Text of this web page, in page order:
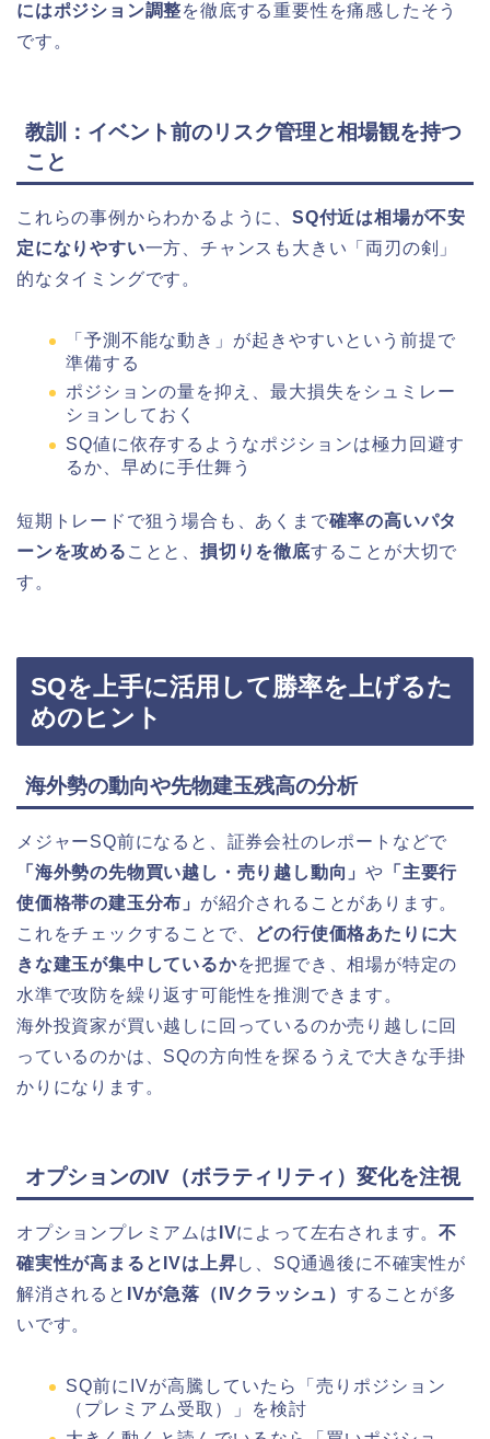
にはポジション調整を徹底する重要性を痛感したそう
です。
教訓：イベント前のリスク管理と相場観を持つ
こと
これらの事例からわかるように、 SQ付近は相場が不安
定になりやすい一方、チャンスも大きい「両刃の剣」
的なタイミングです。
「予測不能な動き」が起きやすいという前提で
準備する
ポジションの量を抑え、最大損失をシュミレー
ションしておく
SQ値に依存するようなポジションは極力回避す
るか、早めに手仕舞う
短期トレードで狙う場合も、あくまで確率の高いパタ
ーンを攻める ことと、損切りを徹底することが大切で
す。
SQを上手に活用して勝率を上げるた
めのヒント
海外勢の動向や先物建玉残高の分析
メジャーSQ前になると、証券会社のレポートなどで
「海外勢の先物買い越し・売り越し動向」や 「主要行
使価格帯の建玉分布」 が紹介されることがあります。
これをチェックすることで、 どの行使価格あたりに大
きな建玉が集中しているかを把握でき、相場が特定の
水準で攻防を繰り返す可能性を推測できます。
海外投資家が買い越しに回っているのか売り越しに回
っているのかは、SQの方向性を探るうえで大きな手掛
かりになります。
オプションのIV（ボラティリティ）変化を注視
オプションプレミアムは IVによって左右されます。不
確実性が高まるとIVは上昇し、SQ通過後に不確実性が
解消されると IVが急落（IVクラッシュ）することが多
いです。
SQ前にIVが高騰していたら「売りポジション
（プレミアム受取）」を検討